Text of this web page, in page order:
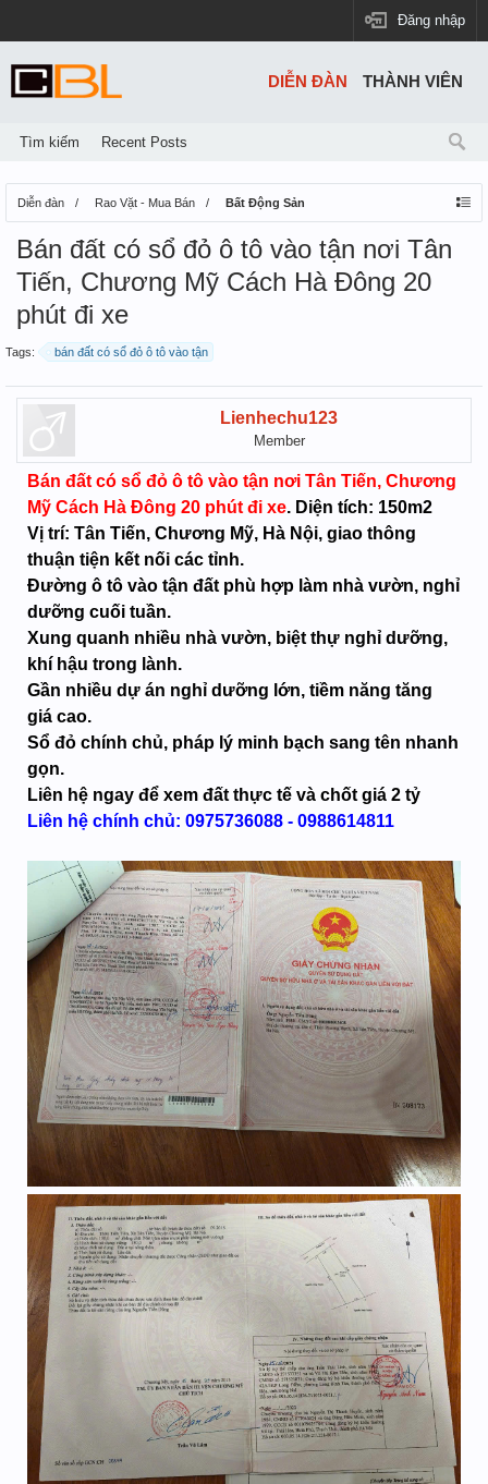
Đăng nhập
Diễn đàn Rao Vặt - Mua Bán Bất Động Sản
Bán đất có sổ đỏ ô tô vào tận nơi Tân
Tiến, Chương Mỹ Cách Hà Đông 20
phút đi xe
Tags: bán đất có sổ đỏ ô tô vào tận
Lienhechu123
Member
Bán đất có sổ đỏ ô tô vào tận nơi Tân Tiến, Chương
Mỹ Cách Hà Đông 20 phút đi xe. Diện tích: 150m2
Vị trí: Tân Tiến, Chương Mỹ, Hà Nội, giao thông
thuận tiện kết nối các tỉnh.
Đường ô tô vào tận đất phù hợp làm nhà vườn, nghỉ
dưỡng cuối tuần.
Xung quanh nhiều nhà vườn, biệt thự nghỉ dưỡng,
khí hậu trong lành.
Gần nhiều dự án nghỉ dưỡng lớn, tiềm năng tăng
giá cao.
Sổ đỏ chính chủ, pháp lý minh bạch sang tên nhanh
gọn.
Liên hệ ngay để xem đất thực tế và chốt giá 2 tỷ
Liên hệ chính chủ: 0975736088 - 0988614811
DIỄN ĐÀN
Tìm kiếm Recent Posts
THÀNH VIÊN